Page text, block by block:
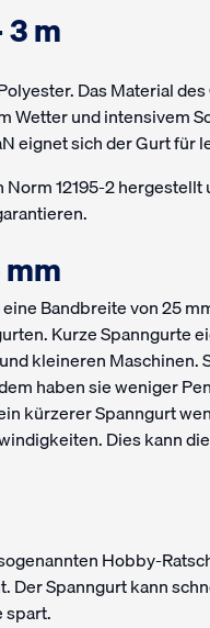
m
Das Material
Wetter und intensivem
eignet sich der Gurt für
12195-2 hergestellt
Bandbreite von 25
Kurze Spanngurte
kleineren Maschinen.
haben sie weniger
kürzerer Spanngurt
Dies kann
Hobby-
Spanngurt kann
spart.